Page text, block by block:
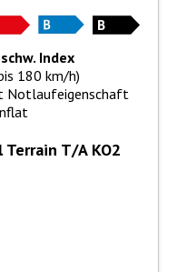
T/A KO2
Index
180 km/h)
Notlaufeigenschaft